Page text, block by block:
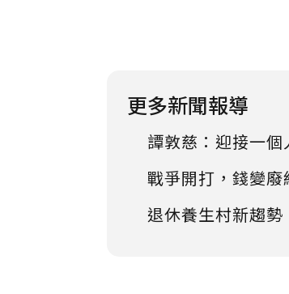
更多新聞報導
譚敦慈：迎接一
戰爭開打，錢變廢
退休養生村新趨